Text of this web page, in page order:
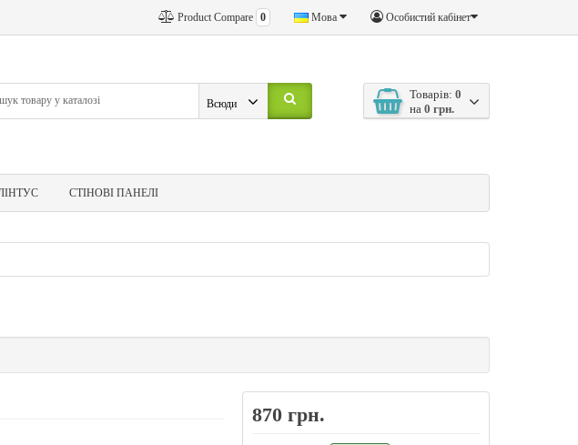
Особистий кабінет
Мова
Product Compare 0
Товарів: 0
на 0 грн.
Всюди
СТІНОВІ ПАНЕЛІ
870 грн.